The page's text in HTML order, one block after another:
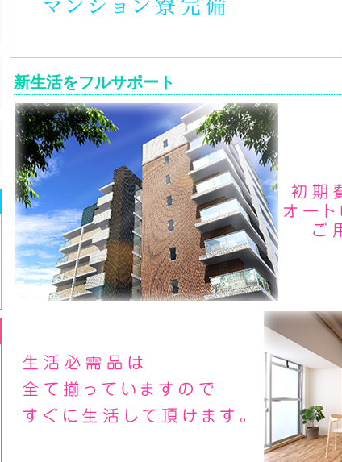
新生活をフルサポート